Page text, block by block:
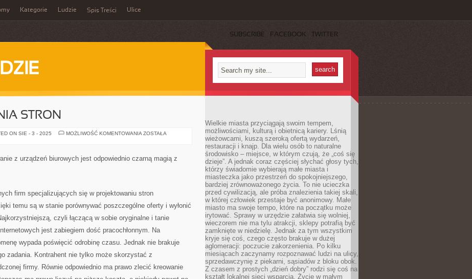
Kategorie Ludzie Spis Treści Ulice
SUBSCRIBE FACEBOOK TWITTER
STRON
ON SIE - 3 - 2025 MOŻLIWOŚĆ KOMENTOWANIA CENY
ZOSTAŁA
z urządzeń biurowych jest odpowiednio czarną magią z
firm specjalizujących się w projektowaniu stron
temu są w stanie porównywać poszczególne oferty i wyłonić
czyli łączącą w sobie oryginalne i tanie
jest zabiegiem dość pracochłonnym. Na
wypada poświęcić odrobinę czasu. Jednak nie brakuje
zadania. Kontrahent nie tylko może skorzystać z
firmy. Równie odpowiednio ma prawo zlecić kreowanie
Wielkie miasta przyciągają swoim tempem,
możliwościami, kulturą i obietnicą kariery. Lśnią
wieżowcami, kuszą szeroką ofertą wydarzeń,
restauracji i knajp. Dla wielu osób to naturalne
środowisko – miejsce, w którym czują, że „coś się
dzieje”. A jednak coraz częściej słychać głosy tych,
którzy świadomie wybierają małe miasta i
miasteczka jako przestrzeń do spokojniejszego,
bardziej zrównoważonego życia. To nie ucieczka
przed cywilizacją, ale próba znalezienia takiej skali,
w której człowiek przestaje być anonimowy. Małe
miasto ma swoje tempo, które na początku może
irytować. Sprawy w urzędzie załatwia się wolniej,
wieczorem nie ma tylu atrakcji, sklepy potrafią być
zamknięte w niedzielę. Jednak za tym wszystkim
kryje się coś, czego często brakuje w dużej
aglomeracji: poczucie zakorzenienia. Po kilku
miesiącach zaczynamy rozpoznawać ludzi na ulicy,
sprzedawczynię z piekarni, sąsiadów z bloku obok.
Z czasem z prostych „dzień dobry” rodzi się coś na
kształt lokalnej sieci wsparcia. Życie w małym